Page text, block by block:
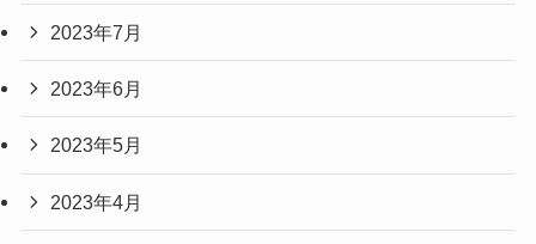
2023年7月
2023年6月
2023年5月
2023年4月